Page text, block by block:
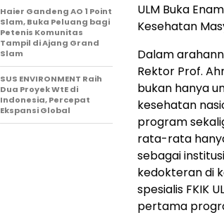
ULM Buka
Kesehatan
Dalam
Rektor Prof.
bukan hanya
kesehatan
program
rata-rata
sebagai
kedokteran di
spesialis FKIK
pertama
Haier Gandeng AO 1 Point
Slam, Buka Peluang bagi
Petenis Komunitas
Tampil di Ajang Grand
Slam
SUS ENVIRONMENT Raih
Dua Proyek WtE di
Indonesia, Percepat
Ekspansi Global